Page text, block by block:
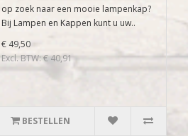
op zoek naar een mooie lampenkap?
Bij Lampen en Kappen kunt u uw..
€ 49,50
Excl. BTW: € 40,91
BESTELLEN